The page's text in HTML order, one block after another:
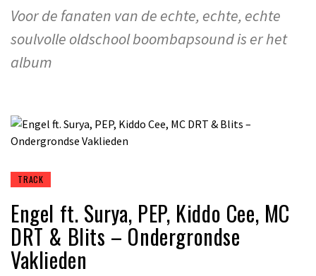
Voor de fanaten van de echte, echte, echte
soulvolle oldschool boombapsound is er het
album
TRACK
Engel ft. Surya, PEP, Kiddo Cee, MC
DRT & Blits – Ondergrondse
Vaklieden